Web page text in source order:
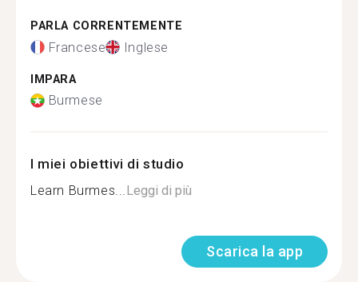
PARLA CORRENTEMENTE
Francese Inglese
IMPARA
Burmese
I miei obiettivi di studio
Learn Burmes...Leggi di più
Scarica la app